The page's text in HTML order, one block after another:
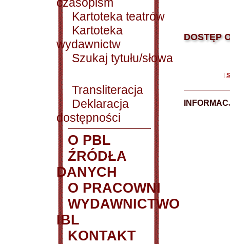
Kartoteka teatrów
Kartoteka
wydawnictw
Szukaj tytułu/słowa
Transliteracja
Deklaracja
dostępności
O PBL
ŹRÓDŁA
DANYCH
O PRACOWNI
WYDAWNICTWO
IBL
KONTAKT
DOSTĘP
|